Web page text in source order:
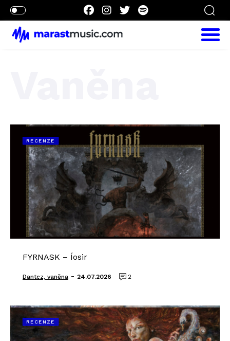
RECENZE
FYRNASK – Íosir
Dantez, vaněna - 24.07.2026 2
RECENZE